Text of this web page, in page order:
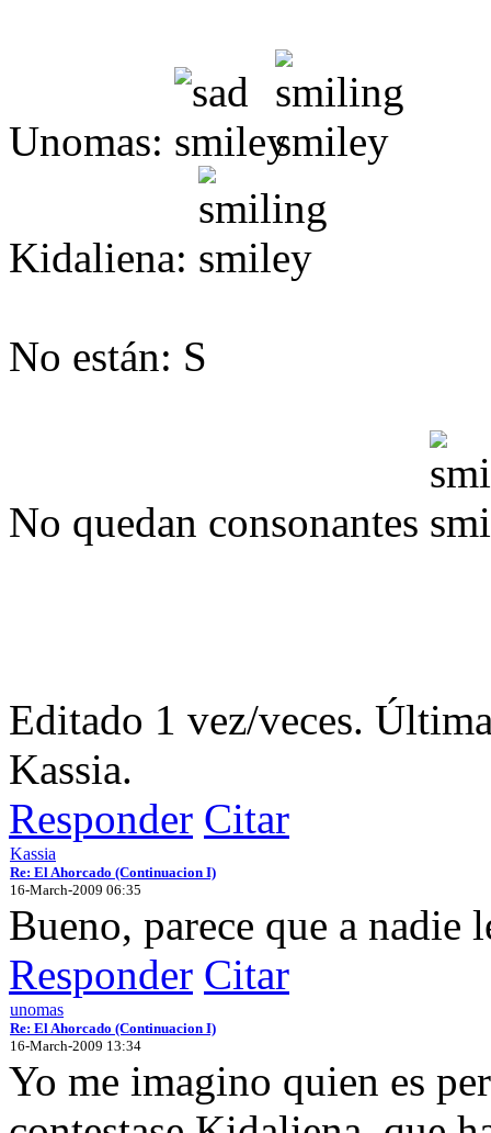
Unomas:
Kidaliena:
No están: S
No quedan consonantes
Editado 1 vez/veces.
Kassia.
Responder Citar
Kassia
Re: El Ahorcado (Continuacion I)
16-March-2009 06:35
Bueno, parece que a nadie
Responder Citar
unomas
Re: El Ahorcado (Continuacion I)
16-March-2009 13:34
Yo me imagino quien es